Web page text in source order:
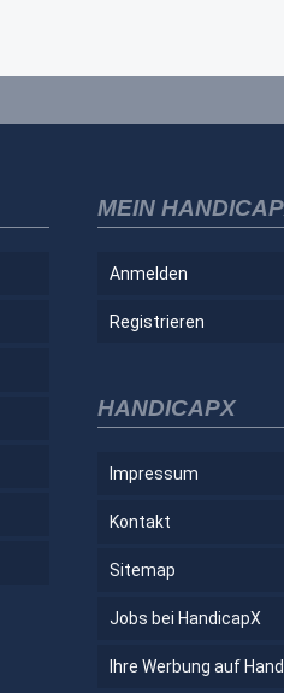
MEIN
Anmelden
Registrieren
HANDICAPX
Impressum
Kontakt
Sitemap
Jobs bei HandicapX
Ihre Werbung auf